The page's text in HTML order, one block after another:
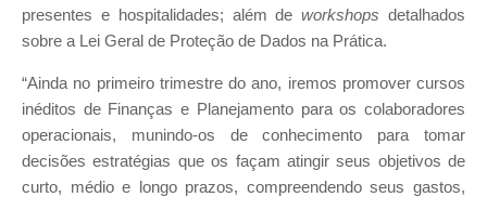
presentes e hospitalidades; além deworkshopsdetalhados
sobre a Lei Geral de Proteção de Dados na Prática.
“Ainda no primeiro trimestre do ano, iremos promover cursos
inéditos de Finanças e Planejamento para os colaboradores
operacionais, munindo-os de conhecimento para tomar
decisões estratégias que os façam atingir seus objetivos de
curto, médio e longo prazos, compreendendo seus gastos,